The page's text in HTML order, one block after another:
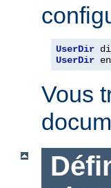
UserDir
UserDir
Vous